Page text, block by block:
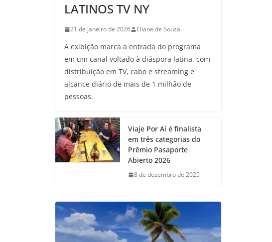
LATINOS TV NY
21 de janeiro de 2026 Eliane de Souza
A exibição marca a entrada do programa
em um canal voltado à diáspora latina, com
distribuição em TV, cabo e streaming e
alcance diário de mais de 1 milhão de
pessoas.
Viaje Por Aí é finalista
em três categorias do
Prêmio Pasaporte
Abierto 2026
8 de dezembro de 2025